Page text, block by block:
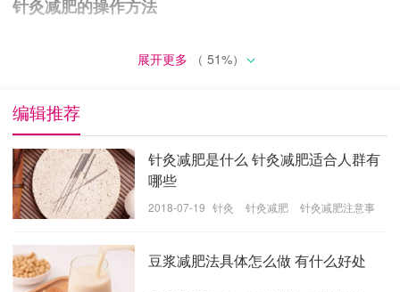
针灸减肥的操作方法
程度不同选择的穴位也不同，用埋线器植入蛋白质磁化
这种埋线针灸的线是会在半个月到3个月之内会被溶解吸
收掉的，可以疏通人体额经络，改善植物神经功能和内
分泌失调，可以抑制肥胖消化和吸收，降低食欲，达到
减重的效果。
展开更多 （ 51%）
编辑推荐
针灸减肥是什么 针灸减肥适合人群有
哪些
2018-07-19 针灸 针灸减肥
针灸减肥注意事
豆浆减肥法具体怎么做 有什么好处